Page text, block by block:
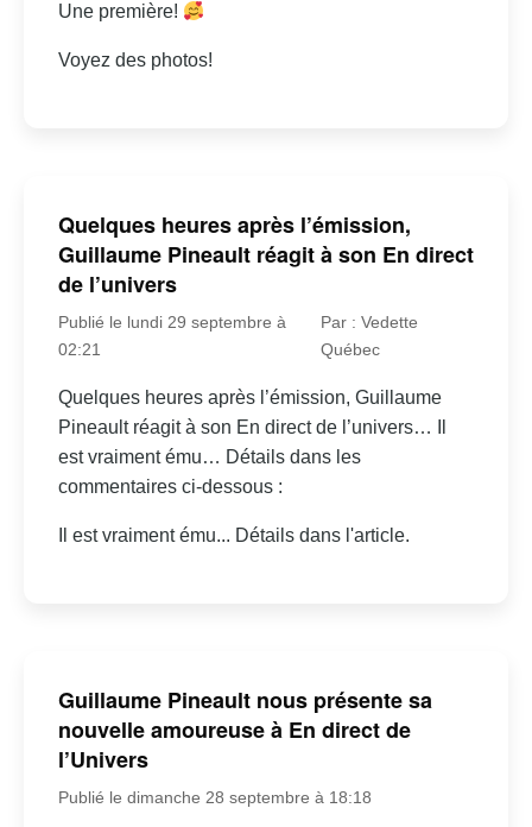
Une première!
Voyez des photos!
Quelques heures après l’émission,
Guillaume Pineault réagit à son En direct
de l’univers
Publié le lundi 29 septembre à
02:21
Par : Vedette
Québec
Quelques heures après l’émission, Guillaume
Pineault réagit à son En direct de l’univers… Il
est vraiment ému… Détails dans les
commentaires ci-dessous :
Il est vraiment ému... Détails dans l'article.
Guillaume Pineault nous présente sa
nouvelle amoureuse à En direct de
l’Univers
Publié le dimanche 28 septembre à 18:18